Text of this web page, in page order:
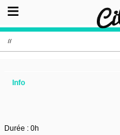
//
Info
Durée : 0h